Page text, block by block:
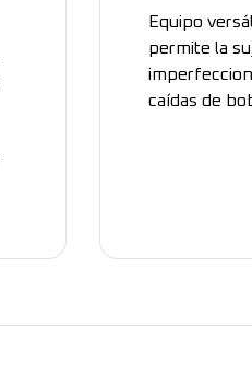
Equipo
permite la
caídas de